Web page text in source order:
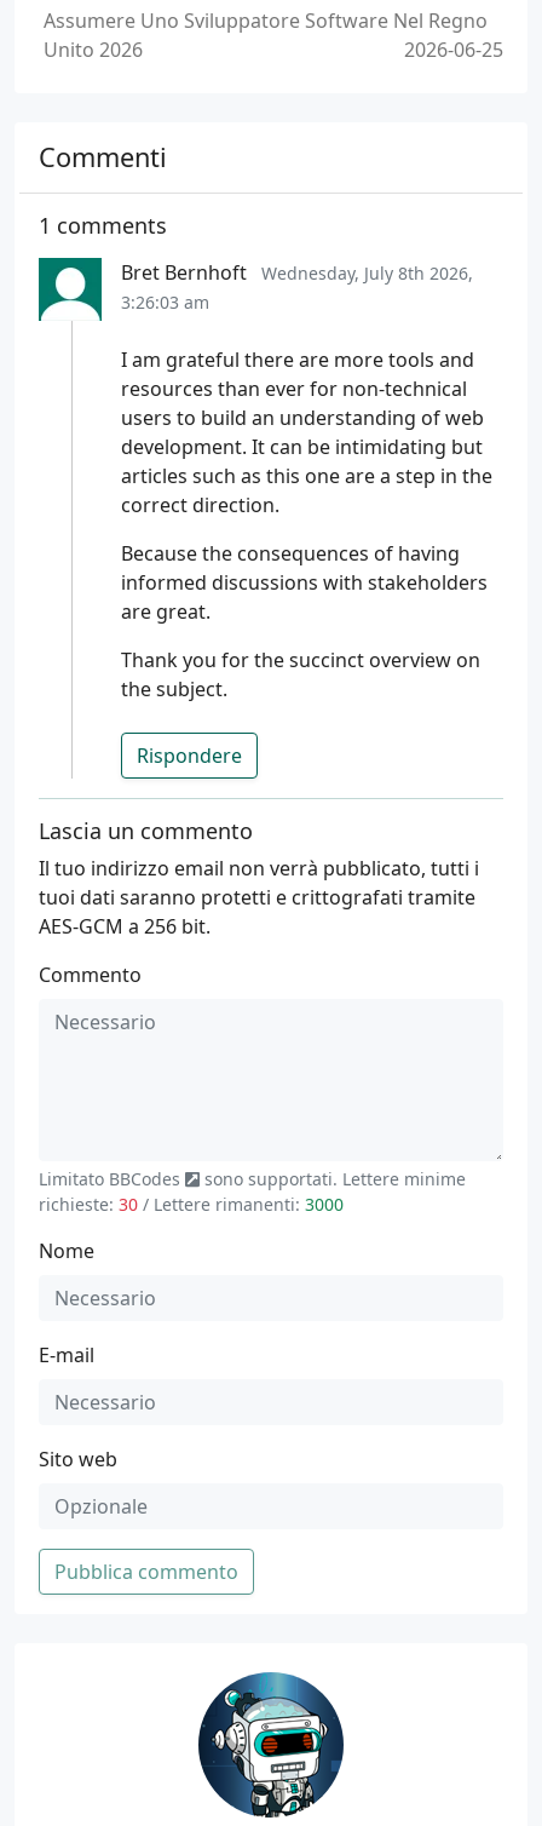
Assumere Uno Sviluppatore Software Nel Regno
Unito 2026
2026-06-25
Commenti
1 comments
Bret Bernhoft
Wednesday, July 8th 2026,
3:26:03 am
I am grateful there are more tools and
resources than ever for non-technical
users to build an understanding of web
development. It can be intimidating but
articles such as this one are a step in the
correct direction.
Because the consequences of having
informed discussions with stakeholders
are great.
Thank you for the succinct overview on
the subject.
Rispondere
Lascia un commento
Il tuo indirizzo email non verrà pubblicato, tutti i
tuoi dati saranno protetti e crittografati tramite
AES-GCM a 256 bit.
Commento
Limitato BBCodes
sono supportati. Lettere minime
richieste: 30 / Lettere rimanenti: 3000
Nome
E-mail
Sito web
Pubblica commento